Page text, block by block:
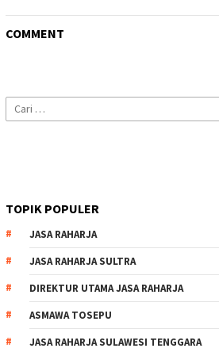
COMMENT
Cari
untuk:
TOPIK POPULER
JASA RAHARJA
JASA RAHARJA SULTRA
DIREKTUR UTAMA JASA RAHARJA
ASMAWA TOSEPU
JASA RAHARJA SULAWESI TENGGARA